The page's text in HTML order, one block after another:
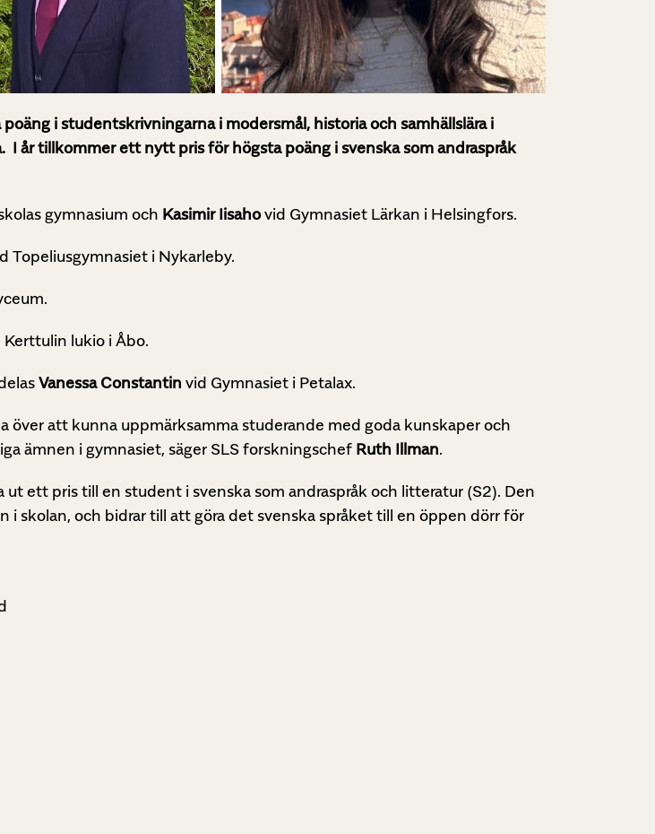
i studentskrivningarna i modersmål, historia och samhällslära i
I år tillkommer ett nytt pris för högsta poäng i svenska som andraspråk
gymnasium och Kasimir Iisahovid Gymnasiet Lärkan i Helsingfors.
Topeliusgymnasiet i Nykarleby.
Kerttulin lukio i Åbo.
Vanessa Constantin vid Gymnasiet i Petalax.
över att kunna uppmärksamma studerande med goda kunskaper och
ämnen i gymnasiet, säger SLS forskningschef Ruth Illman.
ett pris till en student i svenska som andraspråk och litteratur (S2). Den
skolan, och bidrar till att göra det svenska språket till en öppen dörr för